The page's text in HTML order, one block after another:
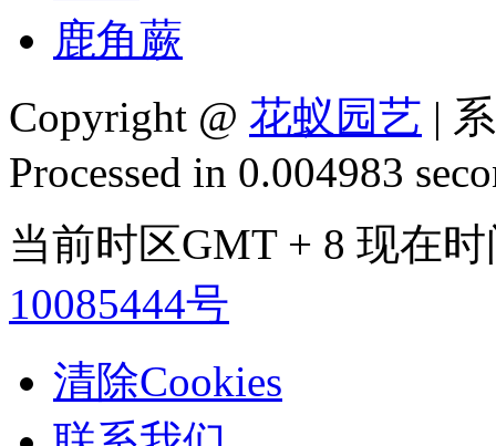
鹿角蕨
Copyright @ 花蚁园艺 |
Processed in 0.004983
当前时区GMT + 8 现在
10085444号
清除Cookies